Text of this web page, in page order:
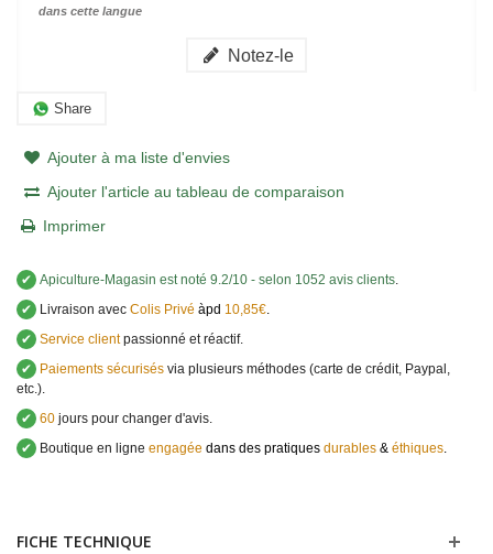
dans cette langue
Notez-le
Share
Ajouter à ma liste d'envies
Ajouter l'article au tableau de comparaison
Imprimer
✔ Apiculture-Magasin est noté 9.2/10 - selon 1052 avis clients.
✔
Livraison avec Colis Privé àpd 10,85€.
✔ Service clientpassionné et réactif.
✔
Paiements sécurisés via plusieurs méthodes (carte de crédit, Paypal,
etc.).
✔ 60 jours pour changer d'avis.
✔
Boutique en ligne engagée dans des pratiques durables & éthiques.
FICHE TECHNIQUE